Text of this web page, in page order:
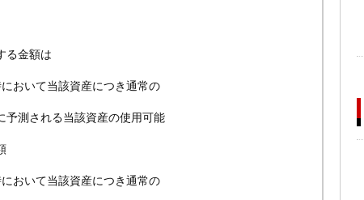
る金額は
おいて当該資産につき通常の
測される当該資産の使用可能
おいて当該資産につき通常の